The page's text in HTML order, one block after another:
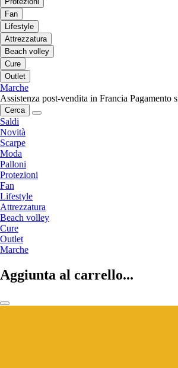
Fan
Lifestyle
Attrezzatura
Beach volley
Cure
Outlet
Marche
Assistenza post-vendita in Francia Pagamento
Cerca
Saldi
Novità
Scarpe
Moda
Palloni
Protezioni
Fan
Lifestyle
Attrezzatura
Beach volley
Cure
Outlet
Marche
Aggiunta al carrello...